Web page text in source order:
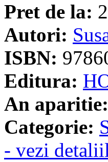
Pret de la:
Autori:
ISBN:
Editura:
An aparitie:
Categorie:
- vezi